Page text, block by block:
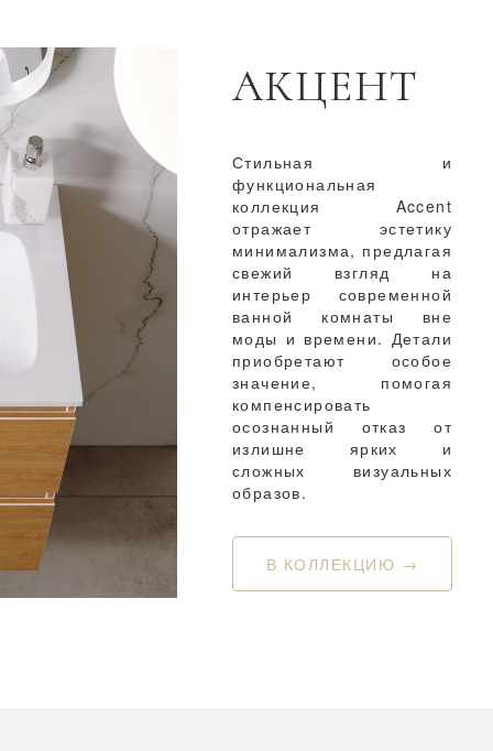
АКЦЕНТ
Стильная и
функциональная
коллекция Accent
отражает эстетику
минимализма, предлагая
свежий взгляд на
интерьер современной
ванной комнаты вне
моды и времени. Детали
приобретают особое
значение, помогая
компенсировать
осознанный отказ от
излишне ярких и
сложных визуальных
образов.
В КОЛЛЕКЦИЮ →